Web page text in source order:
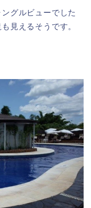
グルビューでした
見えるそうです。